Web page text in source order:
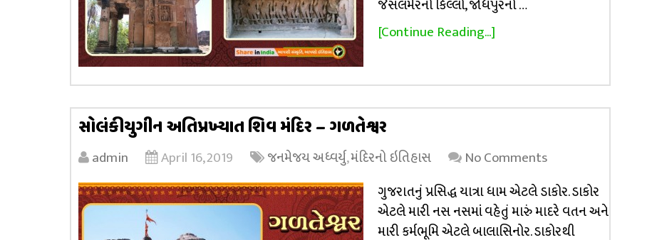
જૈસલમેરનો કિલ્લો, જોધપુરનો …
[Continue Reading...]
સોલંકીયુગીન અતિપ્રખ્યાત શિવ મંદિર – ગળતેશ્વર
admin April 16, 2019 જનમેજય અધ્વર્યુ,મંદિરનો ઇતિહાસ
No Comments
ગુજરાતનું પ્રસિદ્ધ યાત્રા ધામ એટલે ડાકોર. ડાકોર
એટલે મારી નસ નસમાં વહેતું મારું માદરે વતન અને
મારી કર્મભૂમિ એટલે બાલાસિનોર. ડાકોરથી